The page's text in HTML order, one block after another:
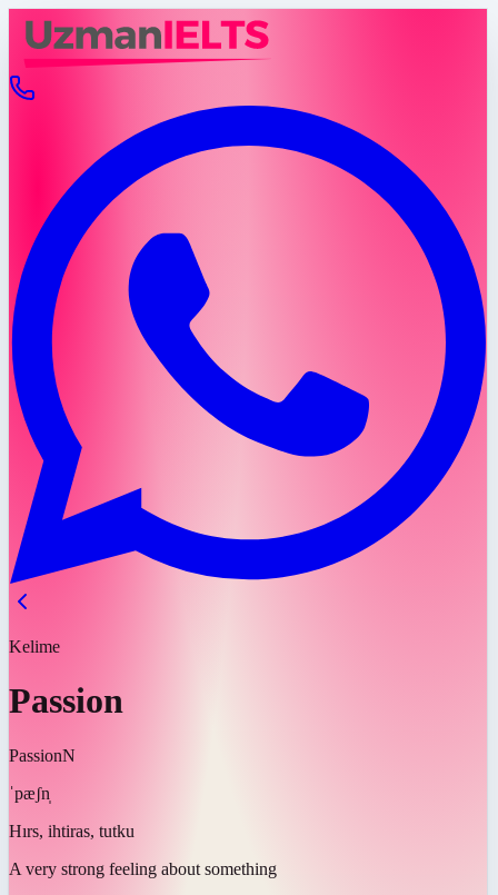
Kelime
Passion
PassionN
ˈpæʃn̩
Hırs, ihtiras, tutku
A very strong feeling about something